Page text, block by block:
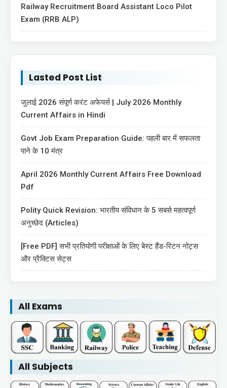
Railway Recruitment Board Assistant Loco Pilot
Exam (RRB ALP)
Lasted Post List
जुलाई 2026 संपूर्ण करंट अफेयर्स | July 2026 Monthly
Current Affairs in Hindi
Govt Job Exam Preparation Guide: पहली बार में सफलता
पाने के 10 मंत्र
April 2026 Monthly Current Affairs Free Download
Pdf
Polity Quick Revision: भारतीय संविधान के 5 सबसे महत्वपूर्ण
अनुच्छेद (Articles)
[Free PDF] सभी प्रतियोगी परीक्षाओं के लिए बेस्ट हैंड-रिटन नोट्स
और प्रैक्टिस सेट्स
All Exams
All Subjects